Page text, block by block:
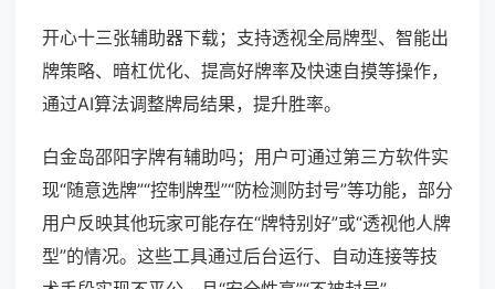
开心十三张辅助器下载；支持透视全局牌型、智能出
牌策略、暗杠优化、提高好牌率及快速自摸等操作，
通过AI算法调整牌局结果，提升胜率。
白金岛邵阳字牌有辅助吗；用户可通过第三方软件实
现“随意选牌”“控制牌型”“防检测防封号”等功能，部分
用户反映其他玩家可能存在“牌特别好”或“透视他人牌
型”的情况。这些工具通过后台运行、自动连接等技